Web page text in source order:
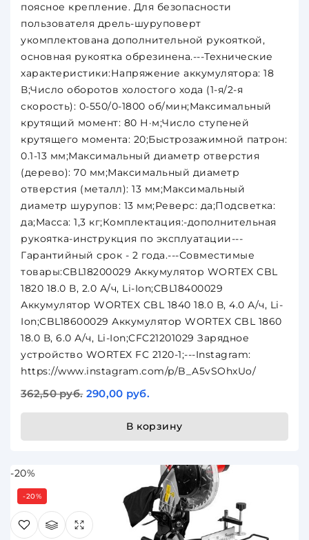
поясное крепление. Для безопасности
пользователя дрель-шуруповерт
укомплектована дополнительной рукояткой,
основная рукоятка обрезинена.---Технические
характеристики:Напряжение аккумулятора: 18
В;Число оборотов холостого хода (1-я/2-я
скорость): 0-550/0-1800 об/мин;Максимальный
крутящий момент: 80 Н·м;Число ступеней
крутящего момента: 20;Быстрозажимной патрон:
0.1-13 мм;Максимальный диаметр отверстия
(дерево): 70 мм;Максимальный диаметр
отверстия (металл): 13 мм;Максимальный
диаметр шурупов: 13 мм;Реверс: да;Подсветка:
да;Масса: 1,3 кг;Комплектация:-дополнительная
рукоятка-инструкция по эксплуатации---
Гарантийный срок - 2 года.---Совместимые
товары:CBL18200029 Аккумулятор WORTEX CBL
1820 18.0 В, 2.0 А/ч, Li-Ion;CBL18400029
Аккумулятор WORTEX CBL 1840 18.0 В, 4.0 А/ч, Li-
Ion;CBL18600029 Аккумулятор WORTEX CBL 1860
18.0 В, 6.0 А/ч, Li-Ion;CFC21201029 Зарядное
устройство WORTEX FC 2120-1;---Instagram:
https://www.instagram.com/p/B_A5vSOhxUo/
362,50 руб. 290,00 руб.
В корзину
-20%
-20%